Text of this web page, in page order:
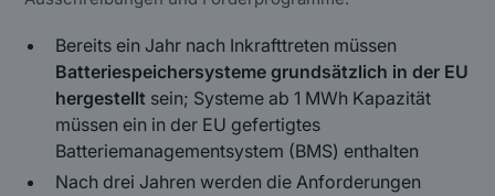
Bereits ein Jahr nach Inkrafttreten müssen
Batteriespeichersysteme grundsätzlich in der EU
hergestellt sein; Systeme ab 1 MWh Kapazität
müssen ein in der EU gefertigtes
Batteriemanagementsystem (BMS) enthalten
Nach drei Jahren werden die Anforderungen